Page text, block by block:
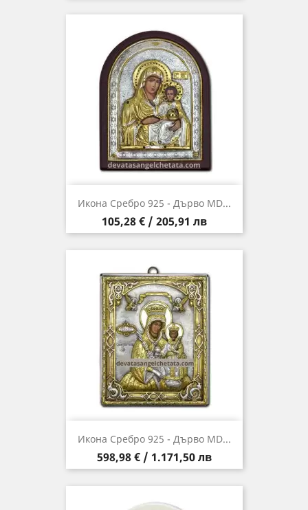
Икона Сребро 925 - Дърво MD...
Цена
105,28 € / 205,91 лв
Икона Сребро 925 - Дърво MD...
Цена
598,98 € / 1.171,50 лв